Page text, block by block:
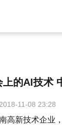
的AI技术
2018-11-08 23:28
新技术企业